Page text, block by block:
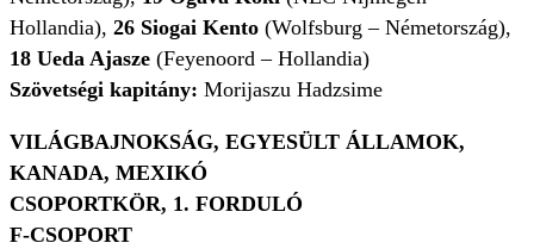
Hollandia), 26 Siogai Kento (Wolfsburg – Németország),
18 Ueda Ajasze (Feyenoord – Hollandia)
Szövetségi kapitány: Morijaszu Hadzsime
VILÁGBAJNOKSÁG, EGYESÜLT ÁLLAMOK,
KANADA, MEXIKÓ
CSOPORTKÖR, 1. FORDULÓ
F-CSOPORT